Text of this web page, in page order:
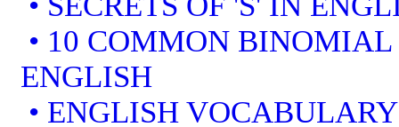
• 10 COMMON BINOMIAL
ENGLISH
• ENGLISH